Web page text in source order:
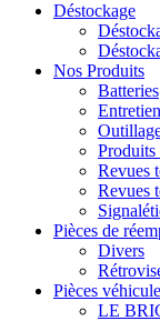
Déstockage
Nos Produits
Batteries
Entretien
Produits
Revues
Revues
Pièces de
Divers
Pièces
LE